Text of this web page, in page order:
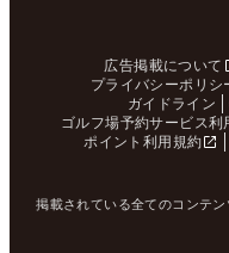
広告掲載について
プライバシーポリシ
ガイドライン
ゴルフ場予約サービス利
ポイント利用規約
掲載されている全てのコンテ